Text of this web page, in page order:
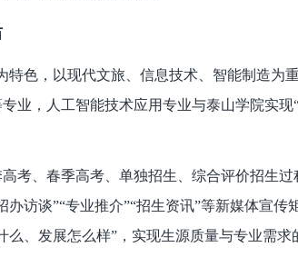
色，以现代文旅、信息技术、智能制造为
业，人工智能技术应用专业与泰山学院实现
考、春季高考、单独招生、综合评价招生
访谈”“专业推介”“招生资讯”等新媒体宣传
、发展怎么样”，实现生源质量与专业需求